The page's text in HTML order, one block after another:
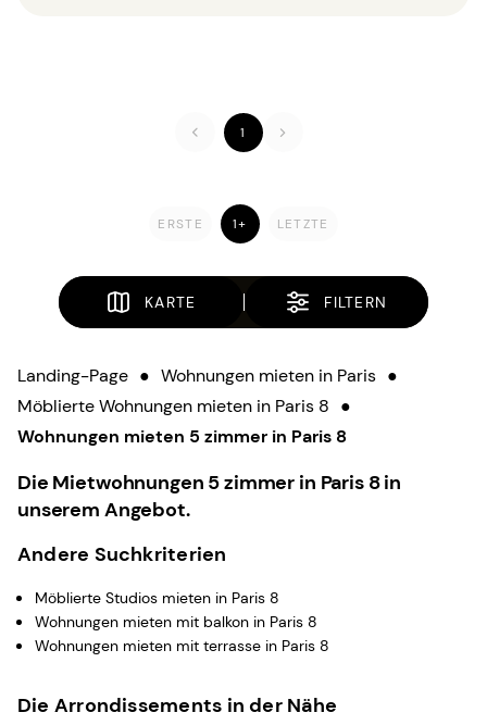
1
ERSTE 1+ LETZTE
KARTE FILTERN
Landing-Page ● Wohnungen mieten in Paris ●
Möblierte Wohnungen mieten in Paris 8 ●
Wohnungen mieten 5 zimmer in Paris 8
Die Mietwohnungen 5 zimmer in Paris 8 in
unserem Angebot.
Andere Suchkriterien
Möblierte Studios mieten in Paris 8
Wohnungen mieten mit balkon in Paris 8
Wohnungen mieten mit terrasse in Paris 8
Die Arrondissements in der Nähe